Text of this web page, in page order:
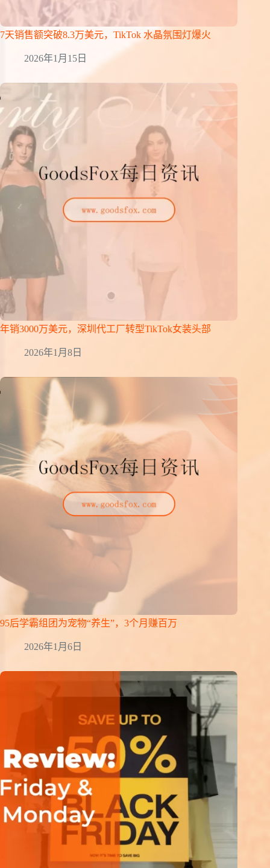
7天销售额突破8.3万美元，TikTok 水晶氛围灯爆火
2026年1月15日
年销3000万美元，深圳代工厂转型TikTok女装头部
2026年1月8日
95后学霸组团为宠物“养生”，3个月赚百万
2026年1月6日